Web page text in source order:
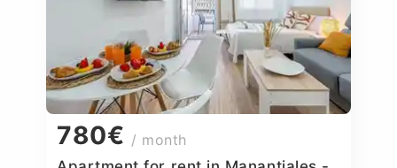
780€ / month